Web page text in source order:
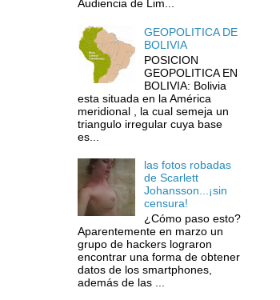
Audiencia de Lim...
GEOPOLITICA DE
BOLIVIA
POSICION
GEOPOLITICA EN
BOLIVIA: Bolivia
esta situada en la América
meridional , la cual semeja un
triangulo irregular cuya base
es...
las fotos robadas
de Scarlett
Johansson...¡sin
censura!
¿Cómo paso esto?
Aparentemente en marzo un
grupo de hackers lograron
encontrar una forma de obtener
datos de los smartphones,
además de las ...